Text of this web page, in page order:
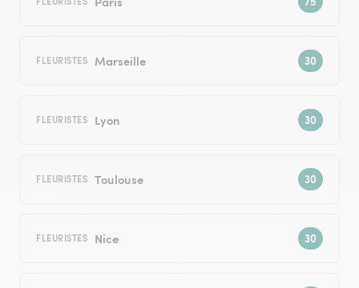
FLEURISTES Marseille
FLEURISTES Lyon
FLEURISTES Toulouse
FLEURISTES Nice